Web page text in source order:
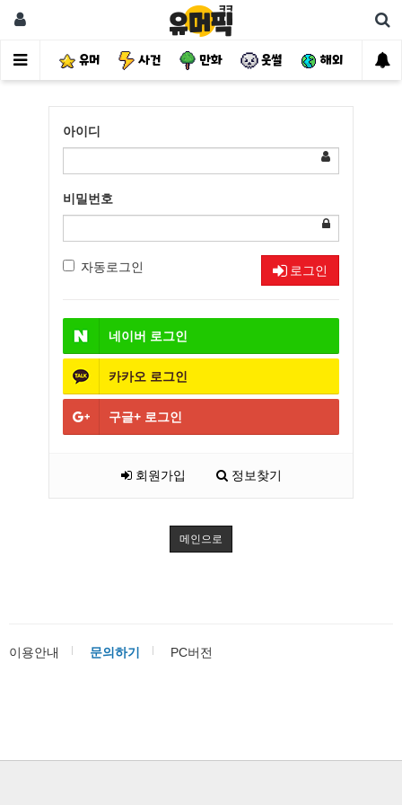
유머 사건 만화 웃썰 해외 핫
아이디
비밀번호
자동로그인 로그인
네이버 로그인
카카오 로그인
구글+ 로그인
회원가입 정보찾기
메인으로
이용안내 문의하기 PC버전